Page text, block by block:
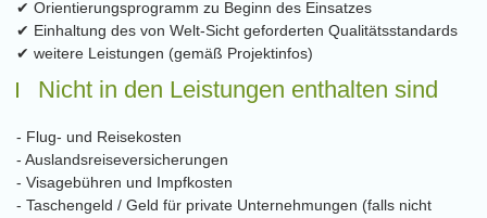
✔ Orientierungsprogramm zu Beginn des Einsatzes
✔ Einhaltung des von Welt-Sicht geforderten Qualitätsstandards
✔ weitere Leistungen (gemäß Projektinfos)
Nicht in den Leistungen enthalten sind
- Flug- und Reisekosten
- Auslandsreiseversicherungen
- Visagebühren und Impfkosten
- Taschengeld / Geld für private Unternehmungen (falls nicht